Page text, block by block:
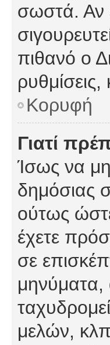
σωστά. Αν
πιθανό ο
ρυθμίσεις,
Κορυφή
Γιατί
Ίσως να
δημόσιας
ούτως
έχετε
σε
μηνύματα,
μελών,